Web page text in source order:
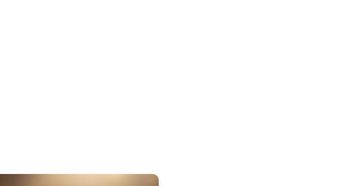
le point de rosée ?. Comprendre la météo. . .